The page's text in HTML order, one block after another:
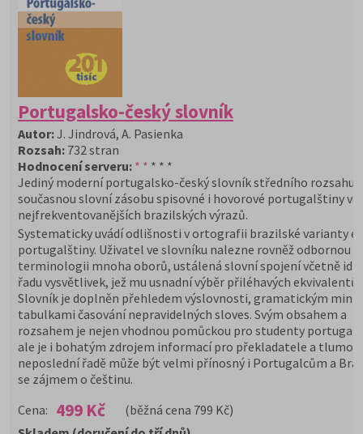
Portugalsko-český slovník
Autor:J. Jindrová, A. Pasienka
Rozsah: 732 stran
Hodnocení serveru: * * * * *
Jediný moderní portugalsko-český slovník středního rozsahu
současnou slovní zásobu spisovné i hovorové portugalštiny
nejfrekventovanějších brazilských výrazů.
Systematicky uvádí odlišnosti v ortografii brazilské varianty
portugalštiny. Uživatel ve slovníku nalezne rovněž odbornou
terminologii mnoha oborů, ustálená slovní spojení včetně
řadu vysvětlivek, jež mu usnadní výběr přiléhavých ekvivalentů.
Slovník je doplněn přehledem výslovnosti, gramatickým
tabulkami časování nepravidelných sloves. Svým obsahem a
rozsahem je nejen vhodnou pomůckou pro studenty
ale je i bohatým zdrojem informací pro překladatele a
neposlední řadě může být velmi přínosný i Portugalcům a
se zájmem o češtinu.
Cena: 499 Kč (běžná cena 799 Kč)